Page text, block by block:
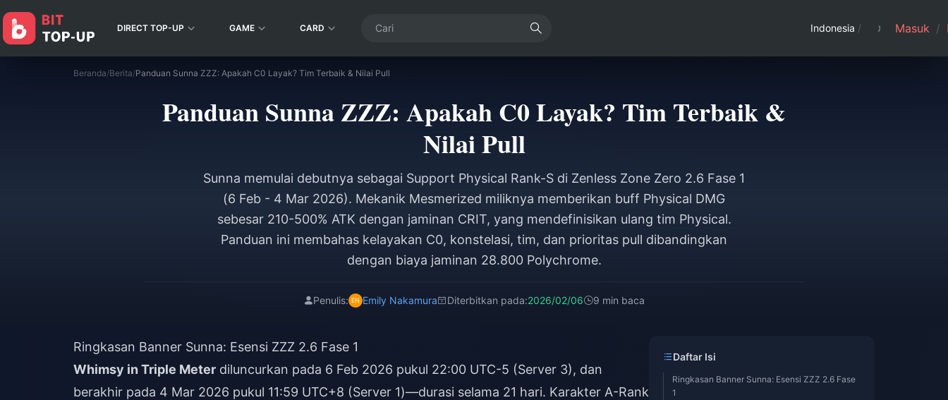
DIRECT TOP-UP GAME CARD Indonesia / Masuk /
Beranda/Berita/Panduan Sunna ZZZ: Apakah C0 Layak? Tim Terbaik & Nilai Pull
Panduan Sunna ZZZ: Apakah C0 Layak? Tim Terbaik &
Nilai Pull
Sunna memulai debutnya sebagai Support Physical Rank-S di Zenless Zone Zero 2.6 Fase 1
(6 Feb - 4 Mar 2026). Mekanik Mesmerized miliknya memberikan buff Physical DMG
sebesar 210-500% ATK dengan jaminan CRIT, yang mendefinisikan ulang tim Physical.
Panduan ini membahas kelayakan C0, konstelasi, tim, dan prioritas pull dibandingkan
dengan biaya jaminan 28.800 Polychrome.
Penulis: Emily Nakamura Diterbitkan pada:2026/02/06 9 min baca
Ringkasan Banner Sunna: Esensi ZZZ 2.6 Fase 1
Whimsy in Triple Meter diluncurkan pada 6 Feb 2026 pukul 22:00 UTC-5 (Server 3), dan
berakhir pada 4 Mar 2026 pukul 11:59 UTC+8 (Server 1)—durasi selama 21 hari. Karakter A-Rank
Daftar Isi
Ringkasan Banner Sunna: Esensi ZZZ 2.6 Fase
1